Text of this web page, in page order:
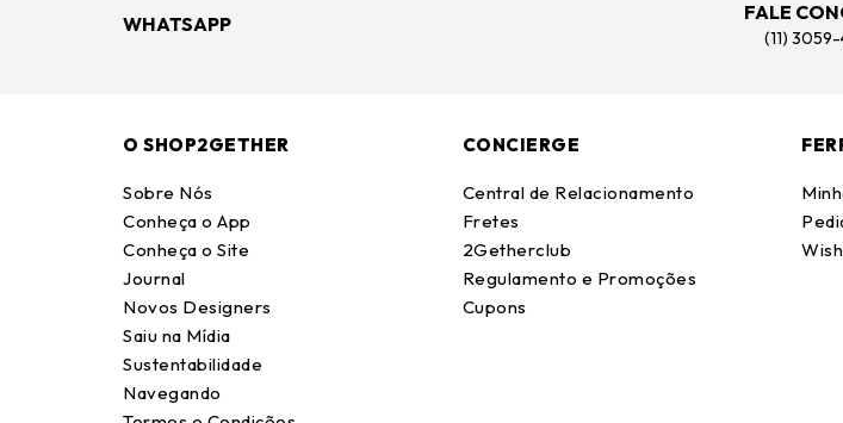
WHATSAPP
FALE
(11)
O SHOP2GETHER
Sobre Nós
Conheça o App
Conheça o Site
Journal
Novos Designers
Saiu na Mídia
Sustentabilidade
Navegando
CONCIERGE
Central de Relacionamento
Fretes
2Getherclub
Regulamento e Promoções
Cupons